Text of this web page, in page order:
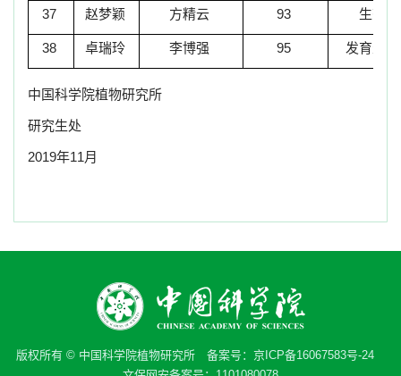
37 赵梦颖 方精云 93 生态学
38 卓瑞玲 李博强 95 发育生
中国科学院植物研究所
研究生处
2019年11月
版权所有 © 中国科学院植物研究所 备案号： 京ICP备16067583号-24